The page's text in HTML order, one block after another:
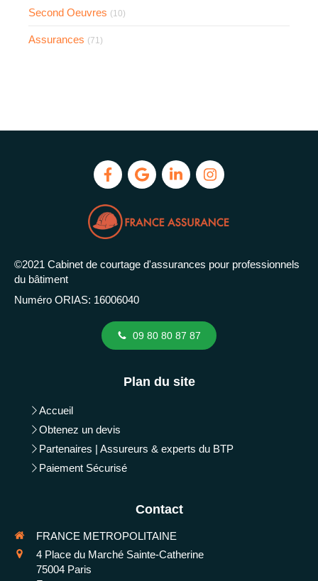
Second Oeuvres (10)
Assurances (71)
©2021 Cabinet de courtage d'assurances pour professionnels
du bâtiment
Numéro ORIAS: 16006040
09 80 80 87 87
Plan du site
Accueil
Obtenez un devis
Partenaires | Assureurs & experts du BTP
Paiement Sécurisé
Contact
FRANCE METROPOLITAINE
4 Place du Marché Sainte-Catherine
75004 Paris